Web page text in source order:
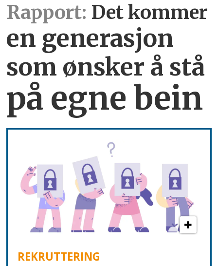
Rapport: Det kommer
en generasjon
som ønsker å stå
på egne bein
REKRUTTERING